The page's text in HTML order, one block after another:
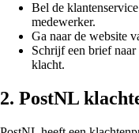
Bel de
medewerker.
Ga naar de website
Schrijf een brief
klacht.
2. PostNL